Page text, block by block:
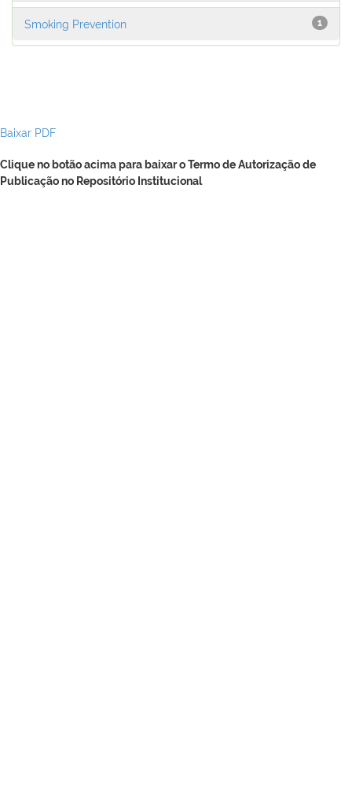
1
Smoking Prevention
Baixar PDF
Clique no botão acima para baixar o Termo de Autorização de
Publicação no Repositório Institucional